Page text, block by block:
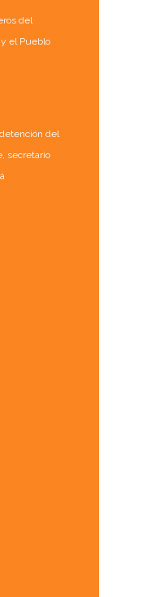
del
el Pueblo
del
secretario